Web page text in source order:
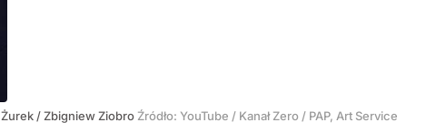
/ Zbigniew Ziobro Źródło: YouTube / Kanał Zero / PAP, Art Service